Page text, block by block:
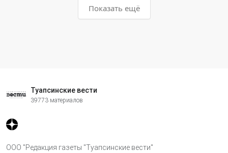
Показать ещё
Туапсинские вести
39773 материалов
ООО "Редакция газеты "Туапсинские вести"